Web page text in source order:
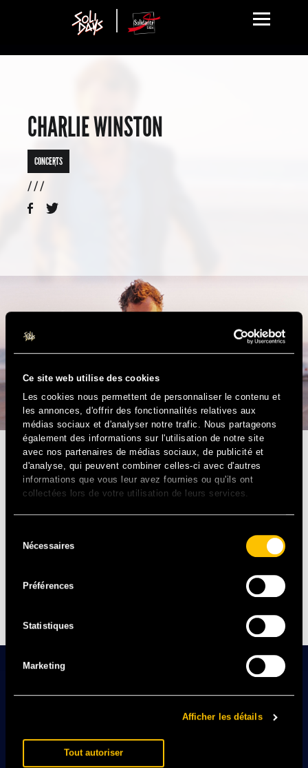
Ce site web utilise des cookies
Les cookies nous permettent de personnaliser le contenu et
les annonces, d'offrir des fonctionnalités relatives aux
médias sociaux et d'analyser notre trafic. Nous partageons
également des informations sur l'utilisation de notre site
avec nos partenaires de médias sociaux, de publicité et
d'analyse, qui peuvent combiner celles-ci avec d'autres
informations que vous leur avez fournies ou qu'ils ont
collectées lors de votre utilisation de leurs services.
duNécessaires
Préférences
Statistiques
Marketing
Afficher les détails
Tout autoriser
CHARLIE WINSTON
CONCERTS
/ / /
POP/ROCK – GB
Chapeau sur la tête et guitare dans le dos, Charlie
berceau de compositions enlevées et lumineuses, mêlant
allègrement rock, soul, et pop. Performer hors pair, ses
retardement qu’il décapsule en live pour laisser place à